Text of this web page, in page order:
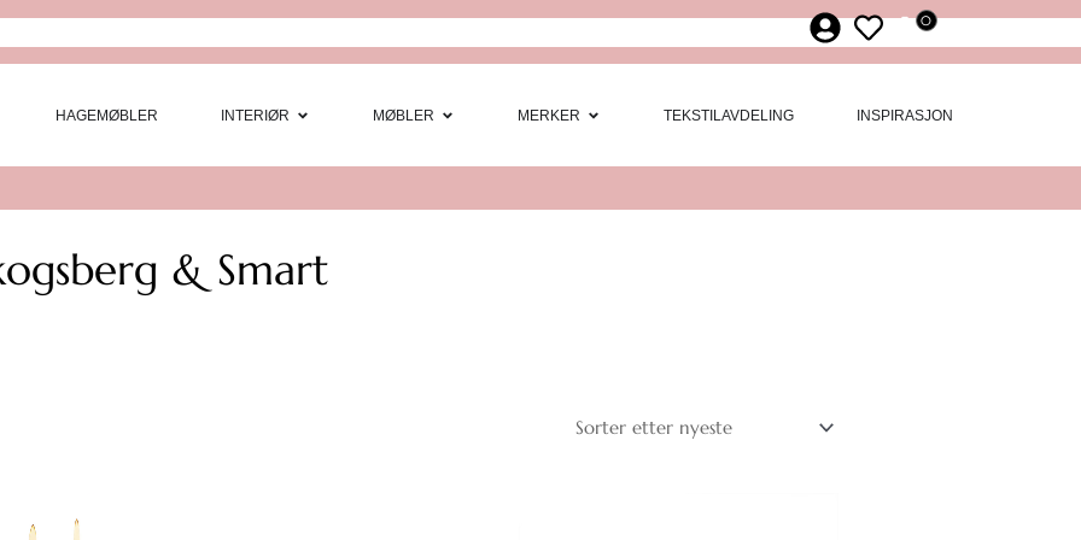
0
HAGEMØBLER INTERIØR Open Interiør
MØBLER Open Møbler
MERKER Open Merker
TEKSTILAVDELING INSPIRASJON
& Smart